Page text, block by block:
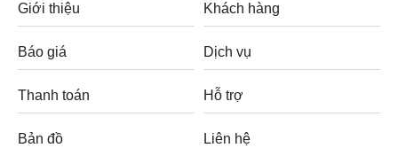
Giới thiệu Khách hàng
Báo giá Dịch vụ
Thanh toán Hỗ trợ
Bản đồ Liên hệ